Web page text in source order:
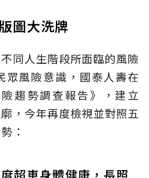
圖大洗牌
同人生階段所面臨的風險
眾風險意識，國泰人壽在
趨勢調查報告》，建立
，今年再度檢視並對照五
：